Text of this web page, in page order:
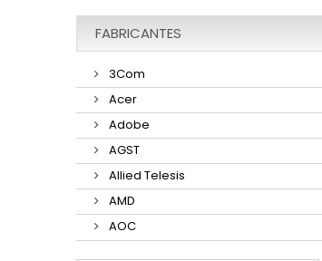
FABRICANTES
3Com
Acer
Adobe
AGST
Allied Telesis
AMD
AOC